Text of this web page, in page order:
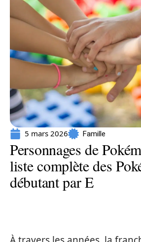
5 mars 2026 Famille
Personnages de
liste complète des
débutant par E